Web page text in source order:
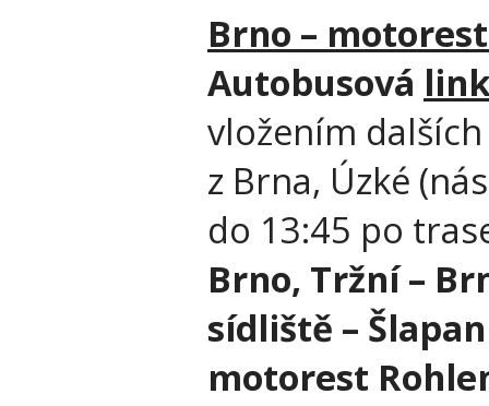
Brno –
Autobusová l
vložením
z Brna, Úzké
do 13:45 po
Brno, Tržní –
sídliště –
motorest